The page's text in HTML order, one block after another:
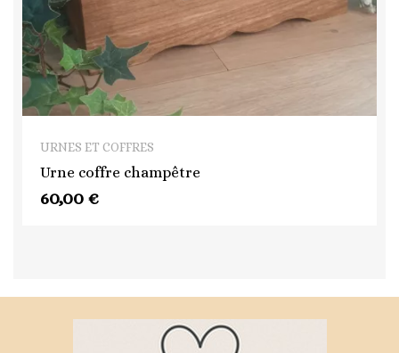
URNES ET COFFRES
Urne coffre champêtre
60,00 €